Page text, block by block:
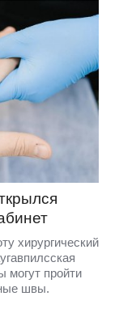
хирургический
могут пройти
швы.